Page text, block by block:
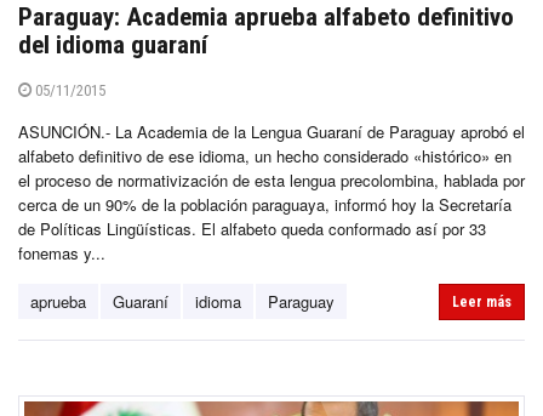
Paraguay: Academia aprueba alfabeto definitivo
del idioma guaraní
05/11/2015
ASUNCIÓN.- La Academia de la Lengua Guaraní de Paraguay aprobó el
alfabeto definitivo de ese idioma, un hecho considerado «histórico» en
el proceso de normativización de esta lengua precolombina, hablada por
cerca de un 90% de la población paraguaya, informó hoy la Secretaría
de Políticas Lingüísticas. El alfabeto queda conformado así por 33
fonemas y...
aprueba Guaraní idioma Paraguay Leer más